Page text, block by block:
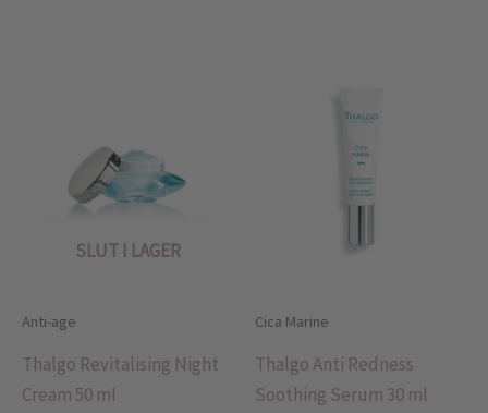
SLUT I LAGER
Anti-age
Thalgo Revitalising Night
Cream 50 ml
Cica Marine
Thalgo Anti Redness
Soothing Serum 30 ml